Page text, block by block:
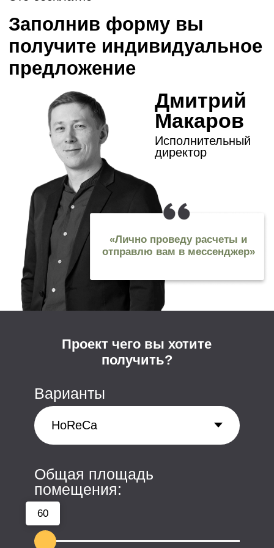
Ритейл
Офисы
Красота и здоровье
Общественные пространства
Меню сайта
ПН-ПТ:
+7 (495) 640-77-83
10:00-18:00
Наш офис:
115487 Москва
38 к. 3, оф. 211
Уютный офис в 3х
минутах от м.Коломенская